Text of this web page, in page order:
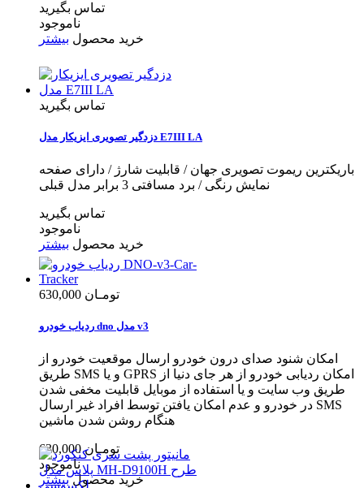
تماس بگیرید
ناموجود
خرید محصول بیشتر
تماس بگیرید
دزدگیر تصویری ایزیکار مدل E7III LA
باریکترین ریموت تصویری جهان / قابلیت شارژ / دارای صفحه
نمایش رنگی / برد مسافتی 3 برابر مدل قبلی
تماس بگیرید
ناموجود
خرید محصول بیشتر
630,000 تومـان
ردیاب خودرو dno مدل v3
امکان شنود صدای درون خودرو ارسال موقعیت خودرو از
طریق SMS و یا GPRS امکان ردیابی خودرو از هر جای دنیا از
طریق وب سایت و یا استفاده از موبایل قابلیت مخفی شدن
در خودرو و عدم امکان یافتن توسط افراد غیر ارسال SMS
هنگام روشن شدن ماشین
630,000 تومـان
ناموجود
خرید محصولبیشتر